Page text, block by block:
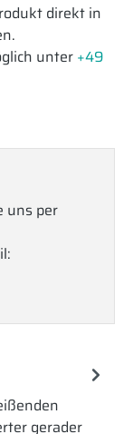
direkt in
unter +49
uns per
gerader